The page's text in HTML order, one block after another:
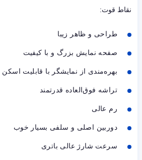
نقاط قوت:
طراحی و ظاهر زیبا
صفحه نمایش بزرگ و با کیفیت
بهره‌مندی از نمایشگر با قابلیت
تراشه فوق‌العاده قدرتمند
رم عالی
دوربین اصلی و سلفی بسیار خوب
سرعت شارژ عالی باتری